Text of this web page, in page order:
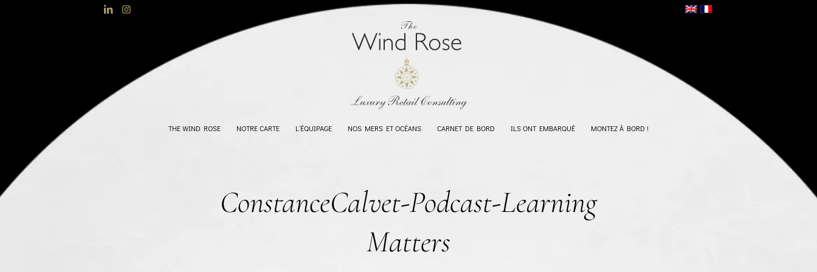
THE WIND ROSE NOTRE CARTE L’ÉQUIPAGE NOS MERS ET OCÉANS CARNET DE BORD ILS ONT EMBARQUÉ MONTEZ À BORD !
ConstanceCalvet-Podcast-Learning
Matters